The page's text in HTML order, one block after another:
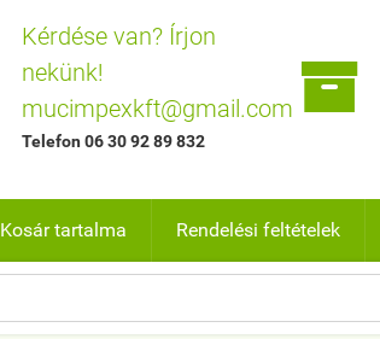
Kérdése van? Írjon
nekünk!
mucimpexkft@gmail.com
Telefon 06 30 92 89 832

Kosár tartalma Rendelési feltételek